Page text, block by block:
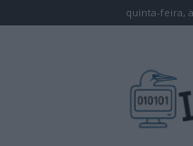
quinta-feira,